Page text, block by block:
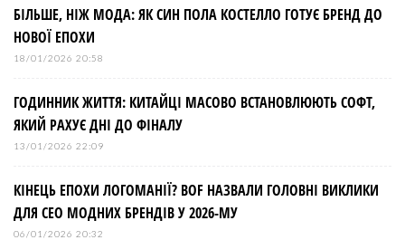
БІЛЬШЕ, НІЖ МОДА: ЯК СИН ПОЛА КОСТЕЛЛО ГОТУЄ БРЕНД ДО
НОВОЇ ЕПОХИ
18/01/2026 20:58
ГОДИННИК ЖИТТЯ: КИТАЙЦІ МАСОВО ВСТАНОВЛЮЮТЬ СОФТ,
ЯКИЙ РАХУЄ ДНІ ДО ФІНАЛУ
13/01/2026 22:09
КІНЕЦЬ ЕПОХИ ЛОГОМАНІЇ? BOF НАЗВАЛИ ГОЛОВНІ ВИКЛИКИ
ДЛЯ СЕО МОДНИХ БРЕНДІВ У 2026-МУ
06/01/2026 20:32